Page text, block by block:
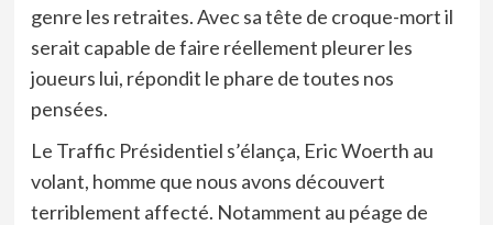
genre les retraites. Avec sa tête de croque-mort il
serait capable de faire réellement pleurer les
joueurs lui, répondit le phare de toutes nos
pensées.
Le Traffic Présidentiel s’élança, Eric Woerth au
volant, homme que nous avons découvert
terriblement affecté. Notamment au péage de